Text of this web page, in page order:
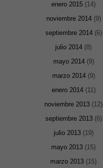
enero 2015 (14)
noviembre 2014(9)
septiembre 2014(6)
julio 2014 (8)
mayo 2014(9)
marzo 2014(9)
enero 2014(11)
noviembre 2013 (12)
septiembre 2013(6)
julio 2013(19)
mayo 2013 (15)
marzo 2013 (15)